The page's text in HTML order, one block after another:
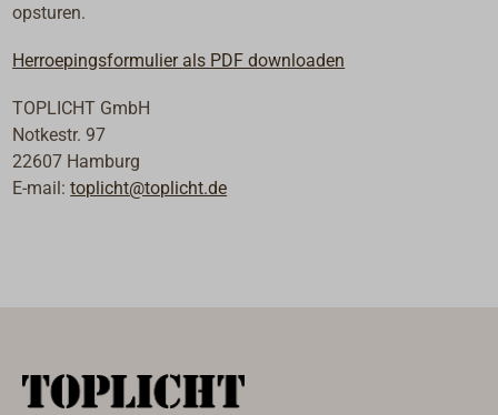
opsturen.
Herroepingsformulier als PDF downloaden
TOPLICHT GmbH
Notkestr. 97
22607 Hamburg
E-mail:toplicht@toplicht.de